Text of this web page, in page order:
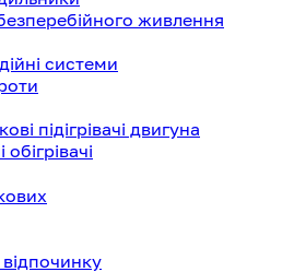
живлення
системи
підігрівачі двигуна